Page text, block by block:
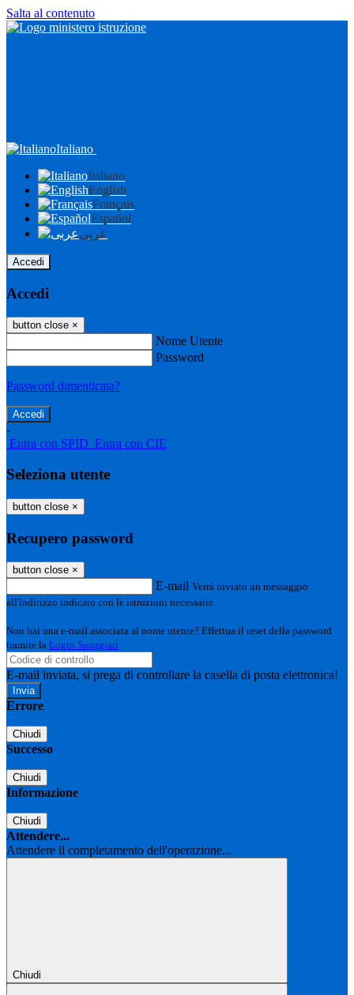
Salta al contenuto
Italiano
Italiano
English
Français
Español
عربى
Accedi
Accedi
button close ×
Nome Utente
Password
Password dimenticata?
-
Entra con SPID Entra con CIE
Seleziona utente
button close ×
Recupero password
button close ×
E-mail Verrà inviato un messaggio
all'indirizzo indicato con le istruzioni necessarie.
Non hai una e-mail associata al nome utente? Effettua il reset della password
tramite la Login Spaggiari
E-mail inviata, si prega di controllare la casella di posta elettronica!
Errore
Chiudi
Successo
Chiudi
Informazione
Chiudi
Attendere...
Attendere il completamento dell'operazione...
Chiudi